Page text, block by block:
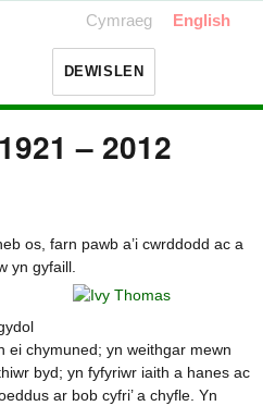
Cymraeg English
DEWISLEN
– 2012
os, farn pawb a’i cwrddodd ac a
yn gyfaill.
ei chymuned; yn weithgar mewn
byd; yn fyfyriwr iaith a hanes ac
ar bob cyfri’ a chyfle. Yn